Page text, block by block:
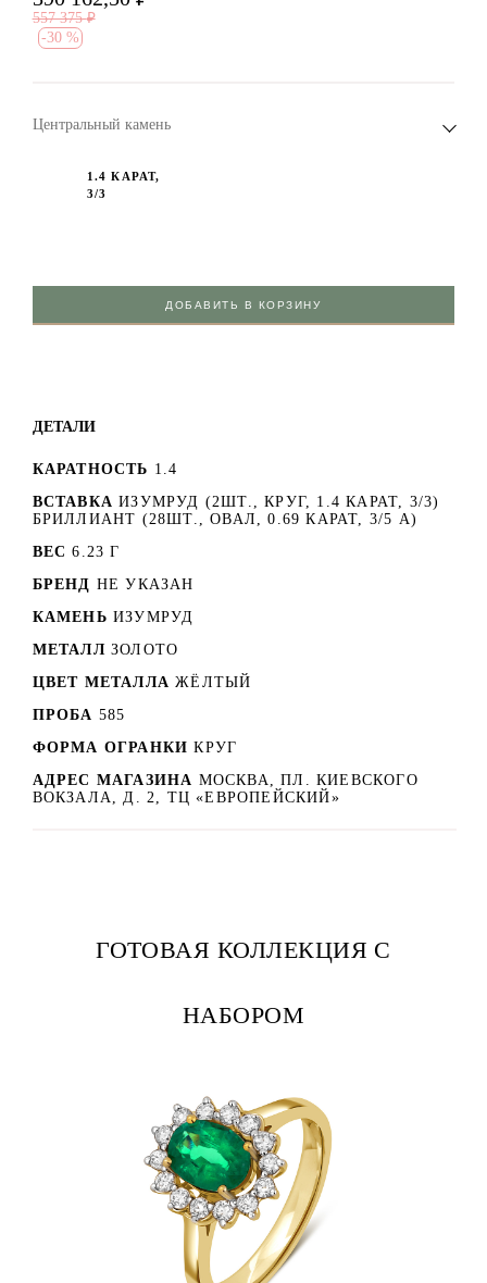
557 375 ₽
-30 %
Центральный камень
1.4 КАРАТ,
3/3
ДОБАВИТЬ В КОРЗИНУ
ДЕТАЛИ
КАРАТНОСТЬ 1.4
ВСТАВКА ИЗУМРУД (2ШТ., КРУГ, 1.4 КАРАТ, 3/3)
БРИЛЛИАНТ (28ШТ., ОВАЛ, 0.69 КАРАТ, 3/5 А)
ВЕС 6.23 Г
БРЕНД НЕ УКАЗАН
КАМЕНЬ ИЗУМРУД
МЕТАЛЛ ЗОЛОТО
ЦВЕТ МЕТАЛЛА ЖЁЛТЫЙ
ПРОБА 585
ФОРМА ОГРАНКИ КРУГ
АДРЕС МАГАЗИНА МОСКВА, ПЛ. КИЕВСКОГО
ВОКЗАЛА, Д. 2, ТЦ «ЕВРОПЕЙСКИЙ»
ГОТОВАЯ КОЛЛЕКЦИЯ С
НАБОРОМ